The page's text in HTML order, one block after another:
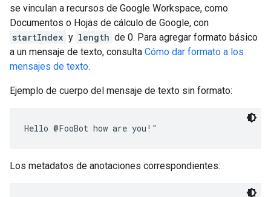
se vinculan a recursos de Google Workspace, como
Documentos o Hojas de cálculo de Google, con
startIndex y length de 0. Para agregar formato básico
a un mensaje de texto, consulta Cómo dar formato a los
mensajes de texto.
Ejemplo de cuerpo del mensaje de texto sin formato:
Los metadatos de anotaciones correspondientes: